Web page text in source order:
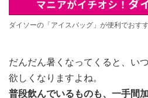
ダイソーの「アイスバッグ」が便利でおすす
だんだん暑くなってくると、い
欲しくなりますよね。
普段飲んでいるものも、一手間